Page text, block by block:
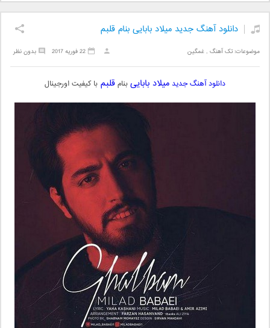
دانلود آهنگ جدید میلاد بابایی بنام قلبم
موضوعات:تک آهنگ ,غمگین بدون نظر 22 فوریه 2017
دانلود آهنگ جدید میلاد باباییبنامقلبم با کیفیت اورجینال